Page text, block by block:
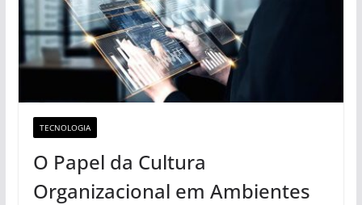
TECNOLOGIA
O Papel da Cultura
Organizacional em Ambientes